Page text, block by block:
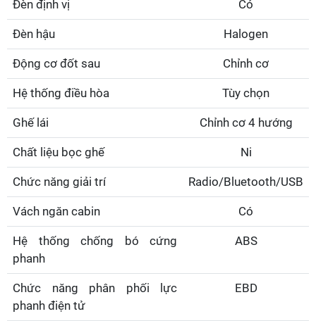
Đèn định vị Có
Đèn hậu Halogen
Động cơ đốt sau Chỉnh cơ
Hệ thống điều hòa Tùy chọn
Ghế lái Chỉnh cơ 4 hướng
Chất liệu bọc ghế Ni
Chức năng giải trí Radio/Bluetooth/USB
Vách ngăn cabin Có
Hệ thống chống bó cứng
phanh
ABS
Chức năng phân phối lực
phanh điện tử
EBD